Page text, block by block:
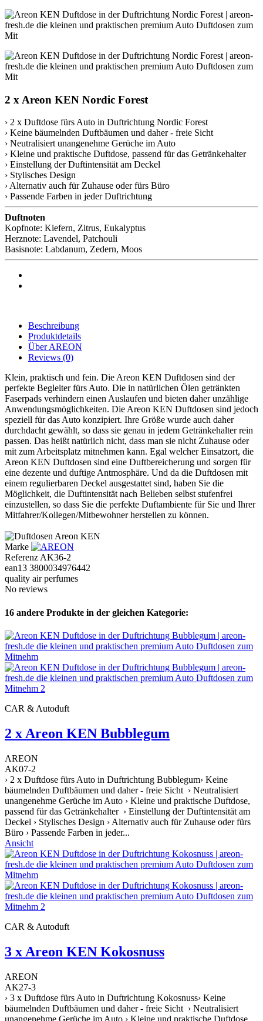
2 x Areon KEN Nordic Forest
› 2 x Duftdose fürs Auto in Duftrichtung Nordic Forest
› Keine bäumelnden Duftbäumen und daher - freie Sicht
› Neutralisiert unangenehme Gerüche im Auto
› Kleine und praktische Duftdose, passend für das Getränkehalter
› Einstellung der Duftintensität am Deckel
› Stylisches Design
› Alternativ auch für Zuhause oder fürs Büro
› Passende Farben in jeder Duftrichtung
Duftnoten
Kopfnote: Kiefern, Zitrus, Eukalyptus
Herznote: Lavendel, Patchouli
Basisnote: Labdanum, Zedern, Moos
Beschreibung
Produktdetails
Über AREON
Reviews (0)
Klein, praktisch und fein. Die Areon KEN Duftdosen sind der
perfekte Begleiter fürs Auto. Die in natürlichen Ölen getränkten
Faserpads verhindern einen Auslaufen und bieten daher unzählige
Anwendungsmöglichkeiten. Die Areon KEN Duftdosen sind jedoch
speziell für das Auto konzipiert. Ihre Größe wurde auch daher
durchdacht gewählt, so dass sie genau in jedem Getränkehalter rein
passen. Das heißt natürlich nicht, dass man sie nicht Zuhause oder
mit zum Arbeitsplatz mitnehmen kann. Egal welcher Einsatzort, die
Areon KEN Duftdosen sind eine Duftbereicherung und sorgen für
eine dezente und duftige Antmosphäre. Und da die Duftdosen mit
einem regulierbaren Deckel ausgestattet sind, haben Sie die
Möglichkeit, die Duftintensität nach Belieben selbst stufenfrei
einzustellen, so dass Sie die perfekte Duftambiente für Sie und Ihrer
Mitfahrer/Kollegen/Mitbewohner herstellen zu können.
Marke
ReferenzAK36-2
ean13 3800034976442
quality air perfumes
No reviews
16 andere Produkte in der gleichen Kategorie:
CAR & Autoduft
2 x Areon KEN Bubblegum
AREON
AK07-2
› 2 x Duftdose fürs Auto in Duftrichtung Bubblegum› Keine
bäumelnden Duftbäumen und daher - freie Sicht › Neutralisiert
unangenehme Gerüche im Auto › Kleine und praktische Duftdose,
passend für das Getränkehalter › Einstellung der Duftintensität am
Deckel › Stylisches Design › Alternativ auch für Zuhause oder fürs
Büro › Passende Farben in jeder...
Ansicht
CAR & Autoduft
3 x Areon KEN Kokosnuss
AREON
AK27-3
› 3 x Duftdose fürs Auto in Duftrichtung Kokosnuss› Keine
bäumelnden Duftbäumen und daher - freie Sicht › Neutralisiert
unangenehme Gerüche im Auto › Kleine und praktische Duftdose,